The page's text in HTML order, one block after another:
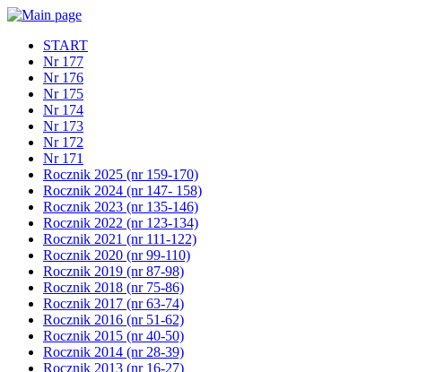
START
Nr 177
Nr 176
Nr 175
Nr 174
Nr 173
Nr 172
Nr 171
Rocznik 2025 (nr 159-170)
Rocznik 2024 (nr 147- 158)
Rocznik 2023 (nr 135-146)
Rocznik 2022 (nr 123-134)
Rocznik 2021 (nr 111-122)
Rocznik 2020 (nr 99-110)
Rocznik 2019 (nr 87-98)
Rocznik 2018 (nr 75-86)
Rocznik 2017 (nr 63-74)
Rocznik 2016 (nr 51-62)
Rocznik 2015 (nr 40-50)
Rocznik 2014 (nr 28-39)
Rocznik 2013 (nr 16-27)